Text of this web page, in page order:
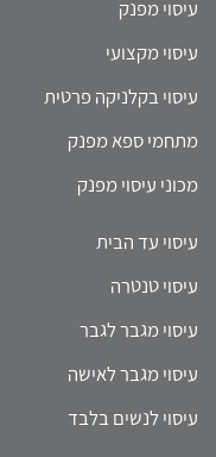
עיסוי מפנק
עיסוי מקצועי
עיסוי בקלניקה פרטית
מתחמי ספא מפנק
מכוני עיסוי מפנק
עיסוי עד הבית
עיסוי טנטרה
עיסוי מגבר לגבר
עיסוי מגבר לאישה
עיסוי לנשים בלבד